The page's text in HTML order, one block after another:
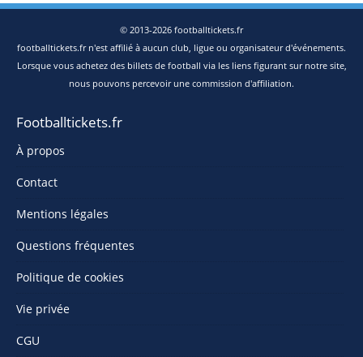
© 2013-2026 footballtickets.fr
footballtickets.fr n'est affilié à aucun club, ligue ou organisateur d'événements.
Lorsque vous achetez des billets de football via les liens figurant sur notre site,
nous pouvons percevoir une commission d'affiliation.
Footballtickets.fr
À propos
Contact
Mentions légales
Questions fréquentes
Politique de cookies
Vie privée
CGU